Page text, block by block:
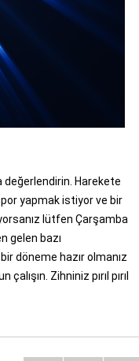
değerlendirin. Harekete
yapmak istiyor ve bir
lütfen Çarşamba
gelen bazı
döneme hazır olmanız
Zihniniz pırıl pırıl